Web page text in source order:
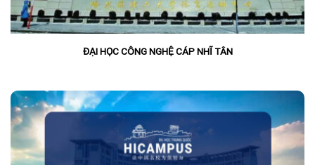
ĐẠI HỌC CÔNG NGHỆ CÁP NHĨ TÂN